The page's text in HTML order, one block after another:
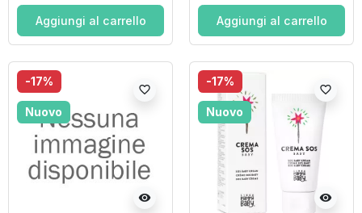
Aggiungi al carrello Aggiungi al carrello
-17%
Nuovo
visibility
favorite_border
-17%
Nuovo
visibility
favorite_border